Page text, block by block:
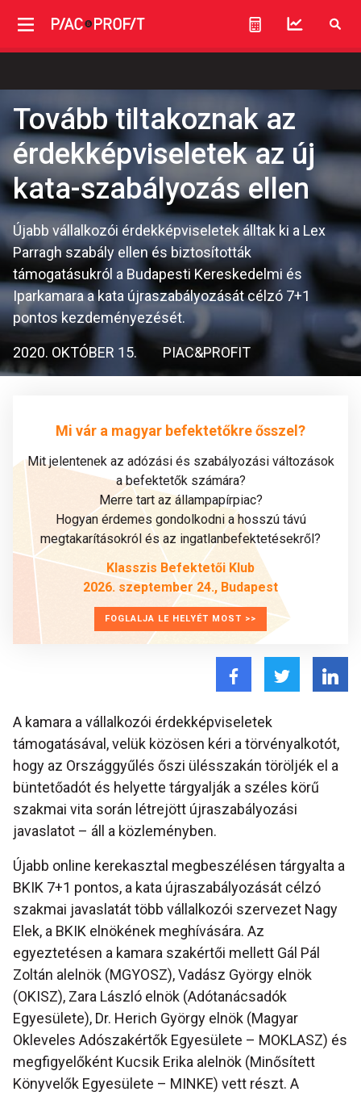
Tovább tiltakoznak az
érdekképviseletek az új
kata-szabályozás ellen
Újabb vállalkozói érdekképviseletek álltak ki a Lex
Parragh szabály ellen és biztosították
támogatásukról a Budapesti Kereskedelmi és
Iparkamara a kata újraszabályozását célzó 7+1
pontos kezdeményezését.
2020. OKTÓBER 15. PIAC&PROFIT
Mi vár a magyar befektetőkre ősszel?
Mit jelentenek az adózási és szabályozási változások
a befektetők számára?
Merre tart az állampapírpiac?
Hogyan érdemes gondolkodni a hosszú távú
megtakarításokról és az ingatlanbefektetésekről?
Klasszis Befektetői Klub
2026. szeptember 24., Budapest
FOGLALJA LE HELYÉT MOST >>
A kamara a vállalkozói érdekképviseletek
támogatásával, velük közösen kéri a törvényalkotót,
hogy az Országgyűlés őszi ülésszakán töröljék el a
büntetőadót és helyette tárgyalják a széles körű
szakmai vita során létrejött újraszabályozási
javaslatot – áll a közleményben.
Újabb online kerekasztal megbeszélésen tárgyalta a
BKIK 7+1 pontos, a kata újraszabályozását célzó
szakmai javaslatát több vállalkozói szervezet Nagy
Elek, a BKIK elnökének meghívására. Az
egyeztetésen a kamara szakértői mellett Gál Pál
Zoltán alelnök (MGYOSZ), Vadász György elnök
(OKISZ), Zara László elnök (Adótanácsadók
Egyesülete), Dr. Herich György elnök (Magyar
Okleveles Adószakértők Egyesülete – MOKLASZ) és
megfigyelőként Kucsik Erika alelnök (Minősített
Könyvelők Egyesülete – MINKE) vett részt. A